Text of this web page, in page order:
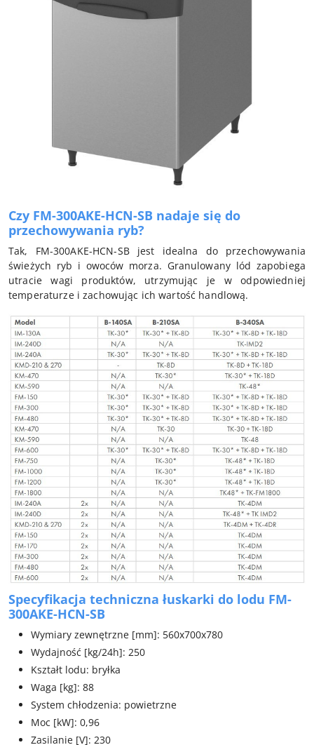
Czy FM-300AKE-HCN-SB nadaje się do
przechowywania ryb?
Tak, FM-300AKE-HCN-SB jest idealna do przechowywania
świeżych ryb i owoców morza. Granulowany lód zapobiega
utracie wagi produktów, utrzymując je w odpowiedniej
temperaturze i zachowując ich wartość handlową.
Specyfikacja techniczna łuskarki do lodu FM-
300AKE-HCN-SB
Wymiary zewnętrzne [mm]: 560x700x780
Wydajność [kg/24h]: 250
Kształt lodu: bryłka
Waga [kg]: 88
System chłodzenia: powietrzne
Moc [kW]: 0,96
Zasilanie [V]: 230